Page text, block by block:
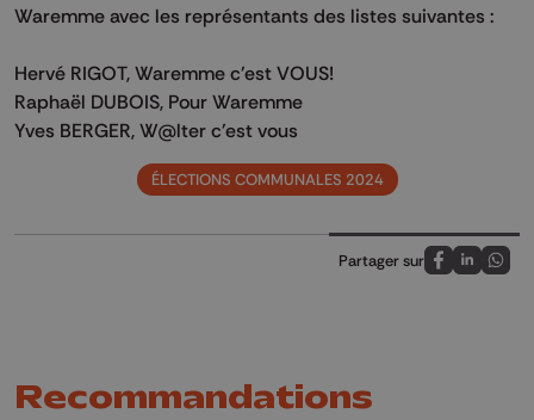
Waremme avec les représentants des listes suivantes :
Hervé RIGOT, Waremme c'est VOUS!
Raphaël DUBOIS, Pour Waremme
Yves BERGER, W@lter c'est vous
ÉLECTIONS COMMUNALES 2024
Partager sur
Partagez sur
Partagez
Recommandations